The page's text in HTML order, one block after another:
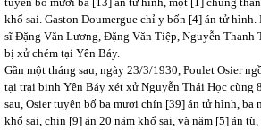
khổ sai. Gaston Doumergue chỉ y bốn [4] án tử
sĩ Đặng Văn Lương, Đặng Văn Tiệp, Nguyễn Thanh
bị xử chém tại Yên Báy.
Gần một tháng sau, ngày 23/3/1930, Poulet Osier
tại trại binh Yên Báy xét xử Nguyễn Thái Học cùng
sau, Osier tuyên bố ba mươi chín [39] án tử hình, ba
khổ sai, chin [9] án 20 năm khổ sai, và năm [5] án